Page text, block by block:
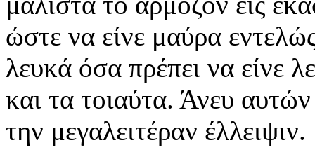
ώστε να είνε μαύρα
λευκά όσα πρέπει να είνε
και τα τοιαύτα. Άνευ
την μεγαλειτέραν έλλειψιν.